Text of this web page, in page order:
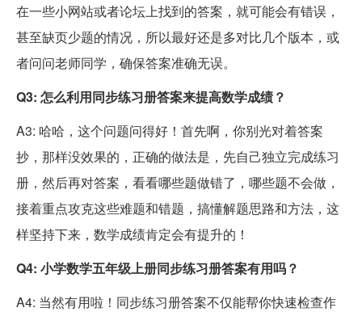
在一些小网站或者论坛上找到的答案，就可能会有错误，
甚至缺页少题的情况，所以最好还是多对比几个版本，或
者问问老师同学，确保答案准确无误。
Q3: 怎么利用同步练习册答案来提高数学成绩？
A3: 哈哈，这个问题问得好！首先啊，你别光对着答案
抄，那样没效果的，正确的做法是，先自己独立完成练习
册，然后再对答案，看看哪些题做错了，哪些题不会做，
接着重点攻克这些难题和错题，搞懂解题思路和方法，这
样坚持下来，数学成绩肯定会有提升的！
Q4: 小学数学五年级上册同步练习册答案有用吗？
A4: 当然有用啦！同步练习册答案不仅能帮你快速检查作